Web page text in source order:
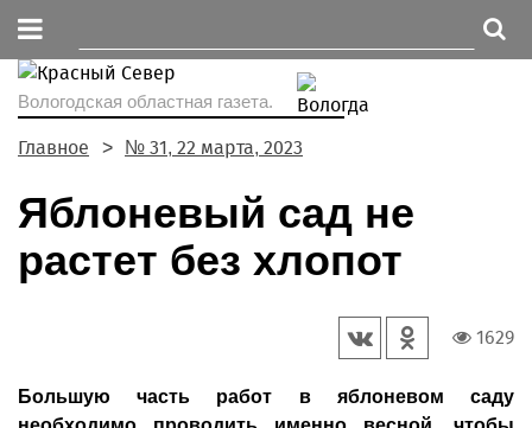
Вологодская областная газета.
Главное № 31, 22 марта, 2023
Яблоневый сад не
растет без хлопот
1629
Большую часть работ в яблоневом саду